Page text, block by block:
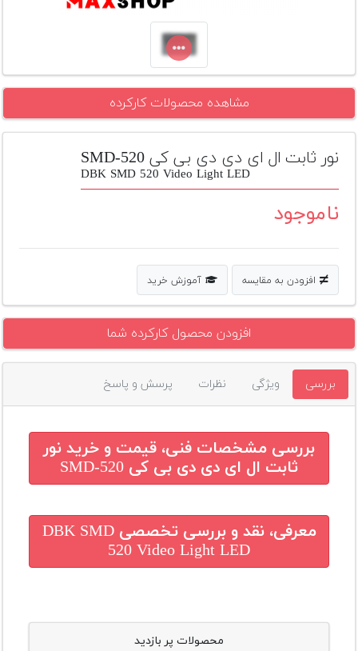
دست
دوربین
بله
مشاهده محصولات کارکرده
نور ثابت ال ای دی دی بی کی SMD-520
DBK SMD 520 Video Light LED
ناموجود
افزودن به مقایسه آموزش خرید
افزودن محصول کارکرده شما
بررسی ویژگی نظرات پرسش و پاسخ
بررسی مشخصات فنی، قیمت و خرید نور
ثابت ال ای دی دی بی کی SMD-520
معرفی، نقد و بررسی تخصصیDBK SMD
520 Video Light LED
محصولات پر بازدید